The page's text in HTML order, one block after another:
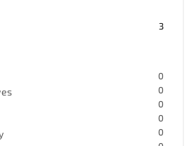
3
0
0
0
0
0